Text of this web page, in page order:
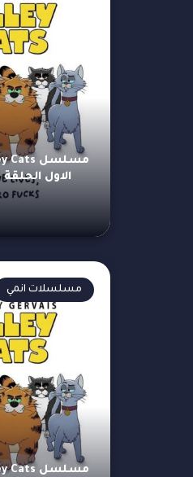
الاول الحلقة 3 مترجمة
مسلسلات انمي